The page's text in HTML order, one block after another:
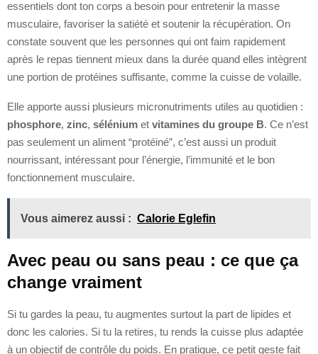
essentiels dont ton corps a besoin pour entretenir la masse
musculaire, favoriser la satiété et soutenir la récupération. On
constate souvent que les personnes qui ont faim rapidement
après le repas tiennent mieux dans la durée quand elles intègrent
une portion de protéines suffisante, comme la cuisse de volaille.
Elle apporte aussi plusieurs micronutriments utiles au quotidien :
phosphore, zinc, sélénium et vitamines du groupe B. Ce n’est
pas seulement un aliment “protéiné”, c’est aussi un produit
nourrissant, intéressant pour l’énergie, l’immunité et le bon
fonctionnement musculaire.
Vous aimerez aussi : Calorie Eglefin
Avec peau ou sans peau : ce que ça
change vraiment
Si tu gardes la peau, tu augmentes surtout la part de lipides et
donc les calories. Si tu la retires, tu rends la cuisse plus adaptée
à un objectif de contrôle du poids. En pratique, ce petit geste fait